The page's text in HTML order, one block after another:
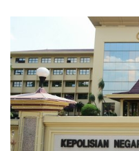
email